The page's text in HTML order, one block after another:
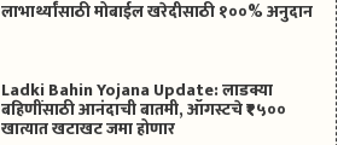
लाभार्थ्यांसाठी मोबाईल खरेदीसाठी १००% अनुदान
Ladki Bahin Yojana Update: लाडक्या
बहिणींसाठी आनंदाची बातमी, ऑगस्टचे ₹१५००
खात्यात खटाखट जमा होणार